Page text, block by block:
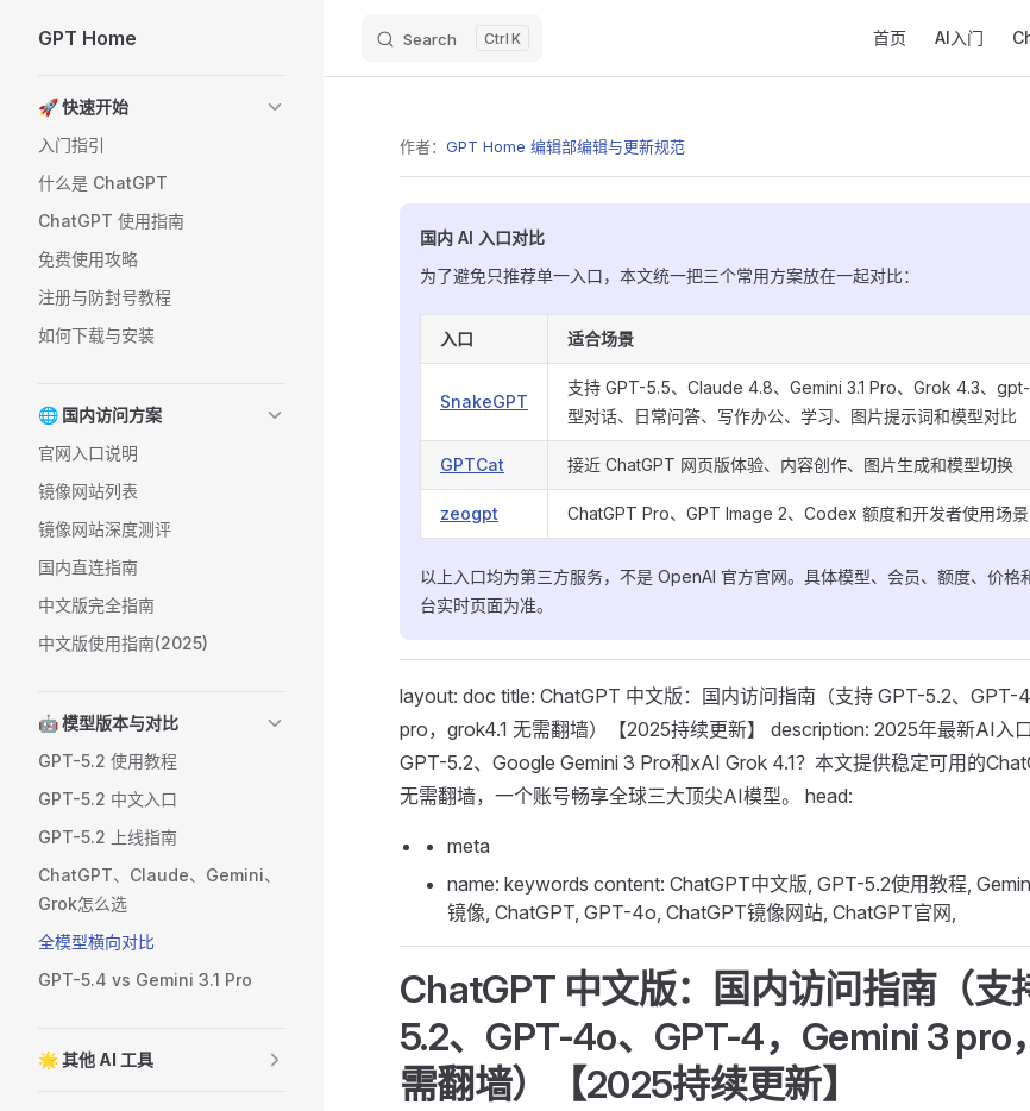
Skip to content
GPT Home Search K 首页 AI入门
🚀 快速开始
入门指引
什么是 ChatGPT
ChatGPT 使用指南
免费使用攻略
注册与防封号教程
如何下载与安装
🌐 国内访问方案
官网入口说明
镜像网站列表
镜像网站深度测评
国内直连指南
中文版完全指南
中文版使用指南(2025)
🤖 模型版本与对比
GPT-5.2 使用教程
GPT-5.2 中文入口
GPT-5.2 上线指南
ChatGPT、Claude、Gemini、
Grok怎么选
全模型横向对比
GPT-5.4 vs Gemini 3.1 Pro
🌟 其他 AI 工具
作者： GPT Home 编辑部编辑与更新规范
国内 AI 入口对比
为了避免只推荐单一入口，本文统一把三个常用方案放在一起对比：
入口 适合场景
SnakeGPT
支持 GPT-5.5、Claude 4.8、Gemini 3.1 Pro、Grok 4.3、
型对话、日常问答、写作办公、学习、图片提示词和模型对比
GPTCat 接近 ChatGPT 网页版体验、内容创作、图片生成和模型切换
zeogpt ChatGPT Pro、GPT Image 2、Codex 额度和开发者使用场景
以上入口均为第三方服务，不是 OpenAI 官方官网。具体模型、会员、额度、价格
台实时页面为准。
layout: doc title: ChatGPT 中文版：国内访问指南（支持 GPT-5.2、GPT-
pro，grok4.1 无需翻墙）【2025持续更新】 description: 2025年最新AI入
GPT-5.2、Google Gemini 3 Pro和xAI Grok 4.1？本文提供稳定可用的
无需翻墙，一个账号畅享全球三大顶尖AI模型。 head:
meta
name: keywords content: ChatGPT中文版, GPT-5.2使用教程,
镜像, ChatGPT, GPT-4o, ChatGPT镜像网站, ChatGPT官网,
ChatGPT 中文版：国内访问指南（支
5.2、GPT-4o、GPT-4，Gemini 3 pro
需翻墙）【2025持续更新】